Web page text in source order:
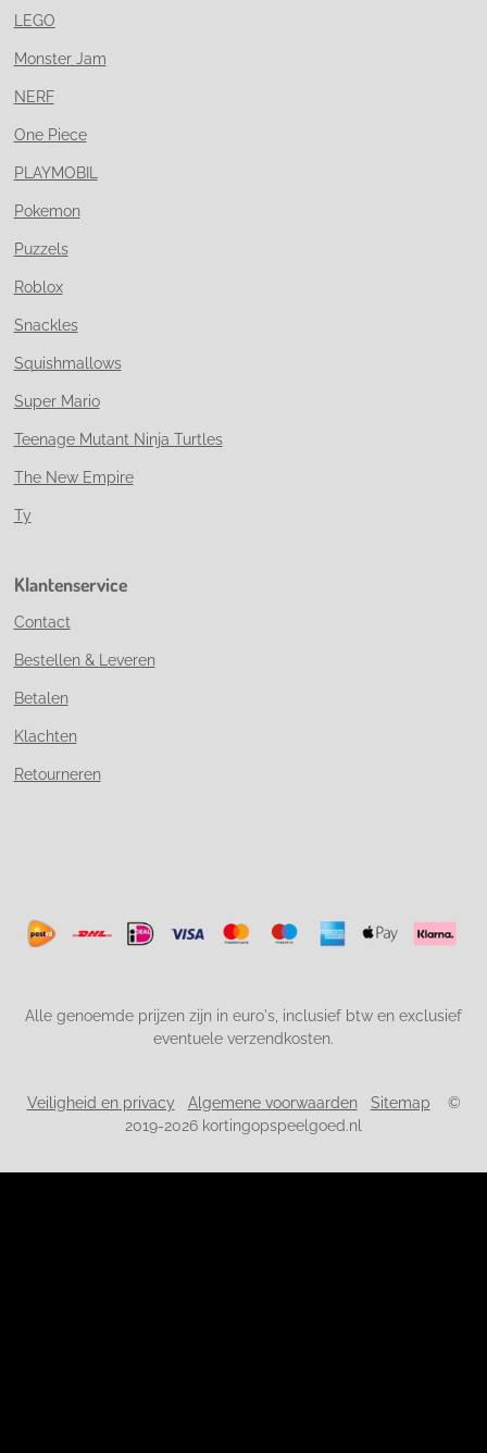
LEGO
Monster Jam
NERF
One Piece
PLAYMOBIL
Pokemon
Puzzels
Roblox
Snackles
Squishmallows
Super Mario
Teenage Mutant Ninja Turtles
The New Empire
Ty
Klantenservice
Contact
Bestellen & Leveren
Betalen
Klachten
Retourneren
Alle genoemde prijzen zijn in euro's, inclusief btw en exclusief
eventuele verzendkosten.
Veiligheid en privacy Algemene voorwaarden Sitemap ©
2019-2026 kortingopspeelgoed.nl